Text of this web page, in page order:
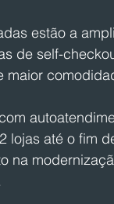
estão a
de self-
maior
lojas até o fim
na